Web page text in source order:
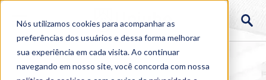
Nós utilizamos cookies para acompanhar as
preferências dos usuários e dessa forma melhorar
sua experiência em cada visita. Ao continuar
navegando em nosso site, você concorda com nossa